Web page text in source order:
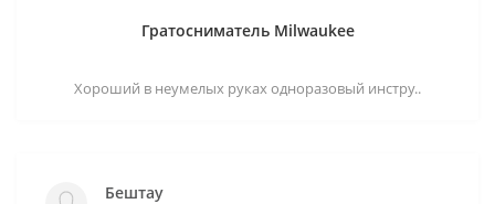
Гратосниматель Milwaukee
Хороший в неумелых руках одноразовый инстру..
Бештау